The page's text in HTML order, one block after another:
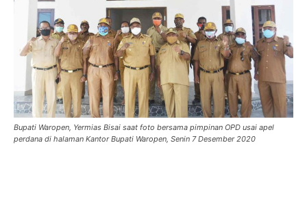
Bupati Waropen, Yermias Bisai saat foto bersama pimpinan OPD usai apel
perdana di halaman Kantor Bupati Waropen, Senin 7 Desember 2020